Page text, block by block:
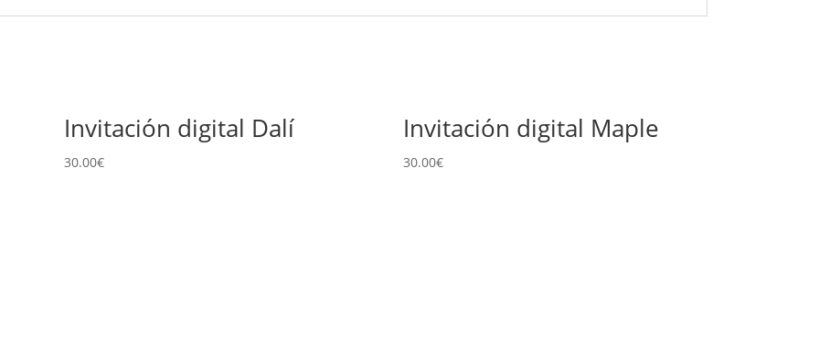
Invitación digital Dalí
30.00€
Invitación digital Maple
30.00€